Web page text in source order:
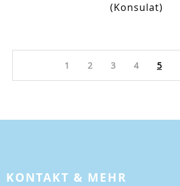
(Konsulat)
1 2 3 4 5
KONTAKT & MEHR